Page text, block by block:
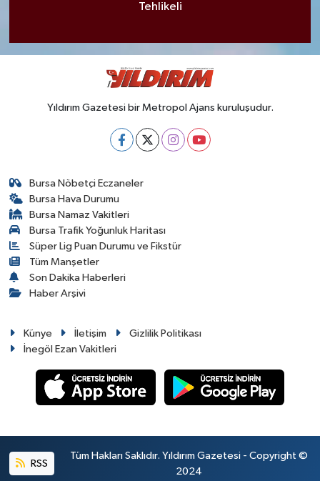
Tehlikeli
Yıldırım Gazetesi bir Metropol Ajans kuruluşudur.
Bursa Nöbetçi Eczaneler
Bursa Hava Durumu
Bursa Namaz Vakitleri
Bursa Trafik Yoğunluk Haritası
Süper Lig Puan Durumu ve Fikstür
Tüm Manşetler
Son Dakika Haberleri
Haber Arşivi
Künye İletişim
Gizlilik Politikası
İnegöl Ezan Vakitleri
RSS
Tüm Hakları Saklıdır. Yıldırım Gazetesi - Copyright ©
2024